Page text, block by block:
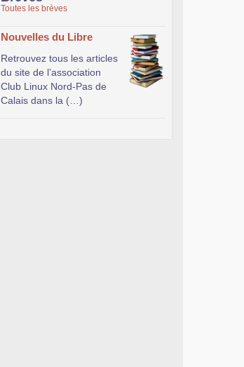
Toutes les brèves
Nouvelles du Libre
Retrouvez tous les articles
du site de l’association
Club Linux Nord-Pas de
Calais dans la (…)